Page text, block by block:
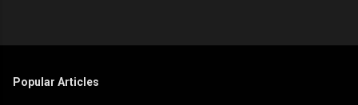
Popular Articles